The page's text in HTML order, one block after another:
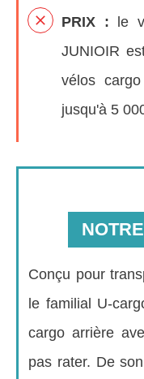
PRIX : le
JUNIOIR
vélos
jusqu'à 5
Conçu pour
le familial U-
cargo arrière
pas rater. De